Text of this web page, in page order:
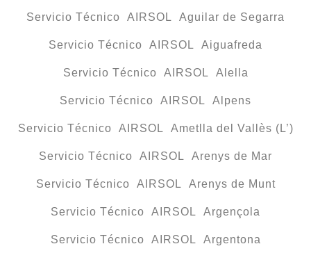
Servicio Técnico AIRSOL Aguilar de Segarra
Servicio Técnico AIRSOL Aiguafreda
Servicio Técnico AIRSOL Alella
Servicio Técnico AIRSOL Alpens
Servicio Técnico AIRSOL Ametlla del Vallès (L’)
Servicio Técnico AIRSOL Arenys de Mar
Servicio Técnico AIRSOL Arenys de Munt
Servicio Técnico AIRSOL Argençola
Servicio Técnico AIRSOL Argentona